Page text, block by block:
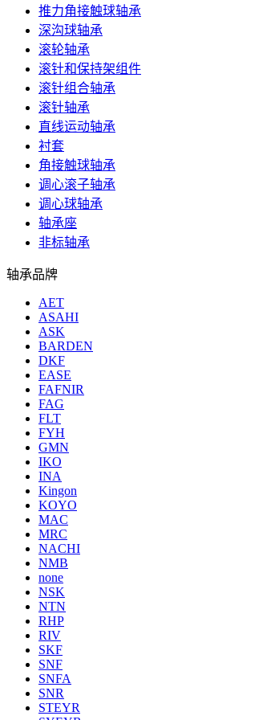
推力角接触球轴承
深沟球轴承
滚轮轴承
滚针和保持架组件
滚针组合轴承
滚针轴承
直线运动轴承
衬套
角接触球轴承
调心滚子轴承
调心球轴承
轴承座
非标轴承
轴承品牌
AET
ASAHI
ASK
BARDEN
DKF
EASE
FAFNIR
FAG
FLT
FYH
GMN
IKO
INA
Kingon
KOYO
MAC
MRC
NACHI
NMB
none
NSK
NTN
RHP
RIV
SKF
SNF
SNFA
SNR
STEYR